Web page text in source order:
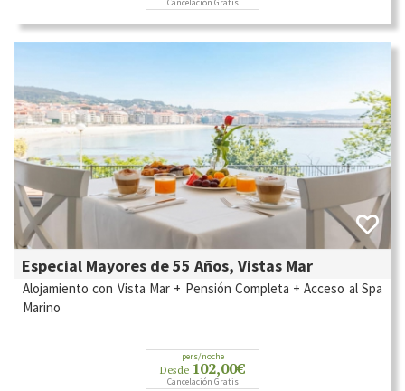
Especial Mayores de 55 Años, Vistas Mar
Alojamiento con Vista Mar + Pensión Completa + Acceso al Spa
Marino
pers/noche
Desde 102,00€
Cancelación Gratis